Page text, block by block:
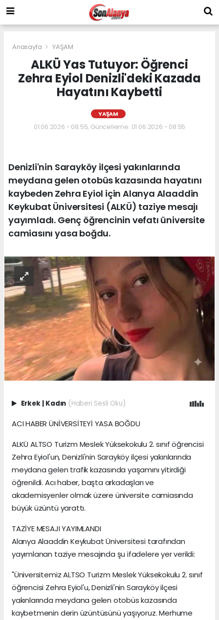
Anasayfa YAŞAM
ALKÜ Yas Tutuyor: Öğrenci
Zehra Eyiol Denizli'deki Kazada
Hayatını Kaybetti
YAŞAM
01.06.2026 - 08:55, Güncelleme: 01.06.2026 - 08:55
Denizli'nin Sarayköy ilçesi yakınlarında
meydana gelen otobüs kazasında hayatını
kaybeden Zehra Eyiol için Alanya Alaaddin
Keykubat Üniversitesi (ALKÜ) taziye mesajı
yayımladı. Genç öğrencinin vefatı üniversite
camiasını yasa boğdu.
Erkek Kadın (Haberi Sesli Oku)
ACI HABER ÜNİVERSİTEYİ YASA BOĞDU
ALKÜ ALTSO Turizm Meslek Yüksekokulu 2. sınıf öğrencisi
Zehra Eyiol'un, Denizli'nin Sarayköy ilçesi yakınlarında
meydana gelen trafik kazasında yaşamını yitirdiği
öğrenildi. Acı haber, başta arkadaşları ve
akademisyenler olmak üzere üniversite camiasında
büyük üzüntü yarattı.
TAZİYE MESAJI YAYIMLANDI
Alanya Alaaddin Keykubat Üniversitesi tarafından
yayımlanan taziye mesajında şu ifadelere yer verildi:
"Üniversitemiz ALTSO Turizm Meslek Yüksekokulu 2. sınıf
öğrencisi Zehra Eyiol'u, Denizli'nin Sarayköy ilçesi
yakınlarında meydana gelen otobüs kazasında
kaybetmenin derin üzüntüsünü yaşıyoruz. Merhume